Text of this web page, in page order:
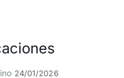
24/01/2026